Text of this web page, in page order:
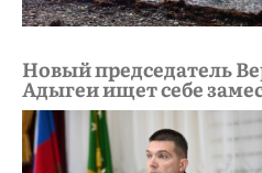
Новый председатель
Адыгеи ищет себе